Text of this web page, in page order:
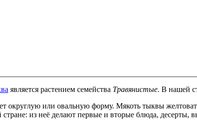
является растением семейства Травянистые. В нашей
округлую или овальную форму. Мякоть тыквы
из неё делают первые и вторые блюда,